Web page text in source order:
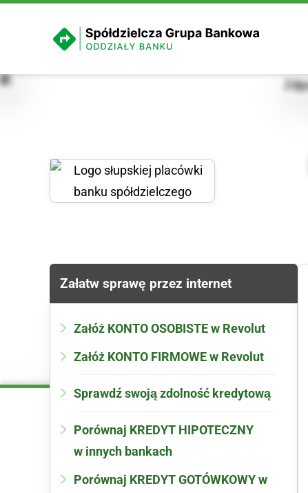
Załatw sprawę przez internet
Załóż KONTO OSOBISTE w Revolut
Załóż KONTO FIRMOWE w Revolut
Sprawdź swoją zdolność kredytową
Porównaj KREDYT HIPOTECZNY
w innych bankach
Porównaj KREDYT GOTÓWKOWY w